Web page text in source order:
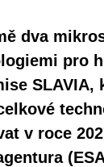
dva
pro
SLAVIA,
v roce